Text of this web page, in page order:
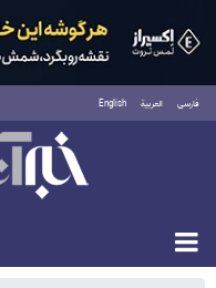
فارسی العربية English
شنبه ۱۷ مرداد ۱۴۰۵